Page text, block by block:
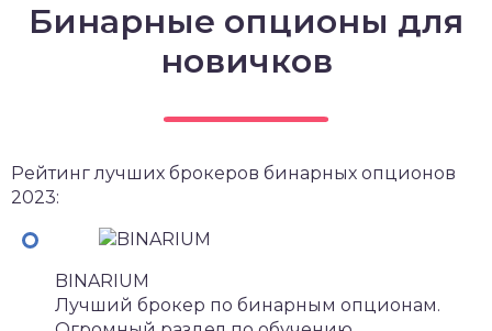
Бинарные опционы для
новичков
Рейтинг лучших брокеров бинарных опционов
2023:
BINARIUM
Лучший брокер по бинарным опционам.